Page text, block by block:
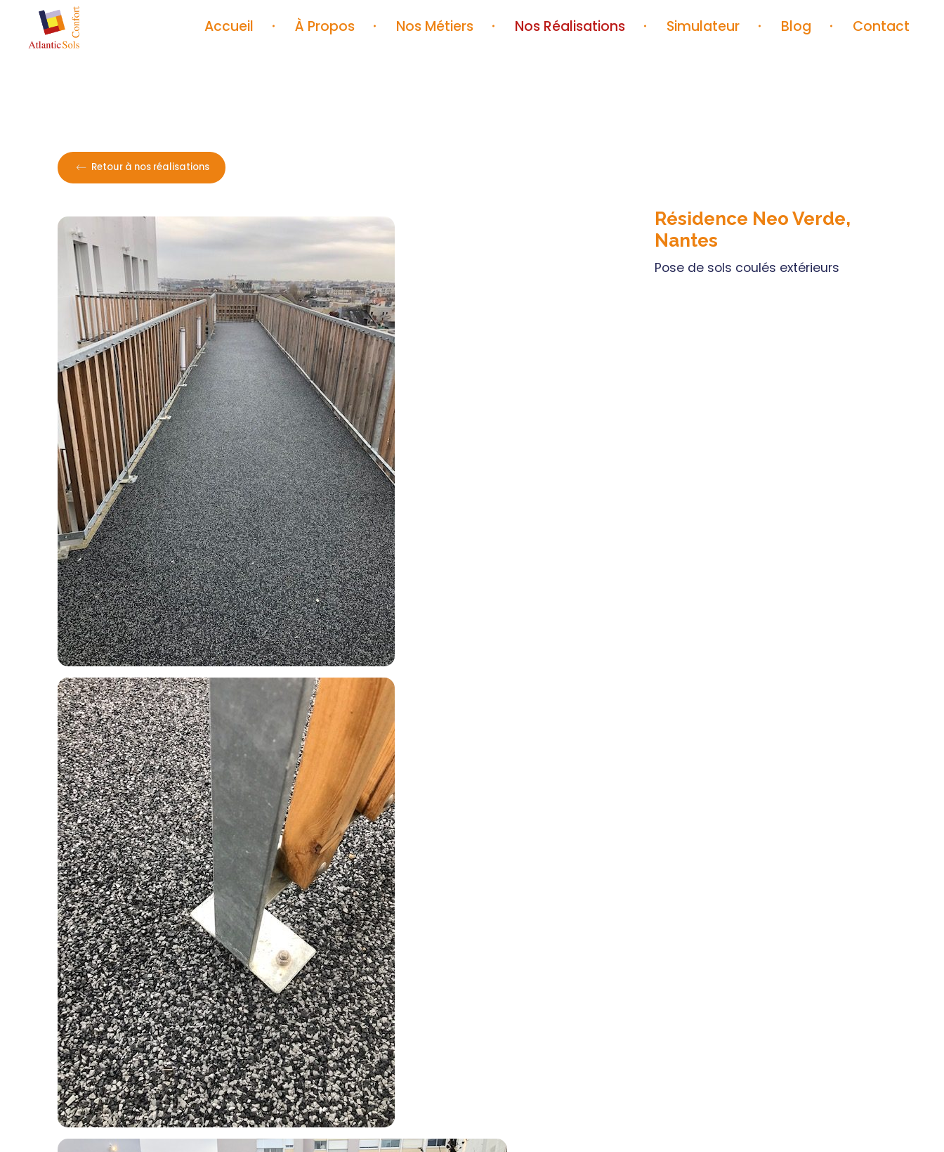
Accueil À Propos Nos Métiers Nos Réalisations Simulateur Blog Contact
Retour à nos réalisations
Résidence Neo Verde,
Nantes
Pose de sols coulés extérieurs